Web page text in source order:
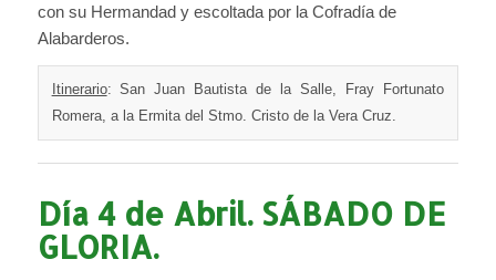
con su Hermandad y escoltada por la Cofradía de
Alabarderos.
Itinerario: San Juan Bautista de la Salle, Fray Fortunato
Romera, a la Ermita del Stmo. Cristo de la Vera Cruz.
Día 4 de Abril. SÁBADO DE
GLORIA.